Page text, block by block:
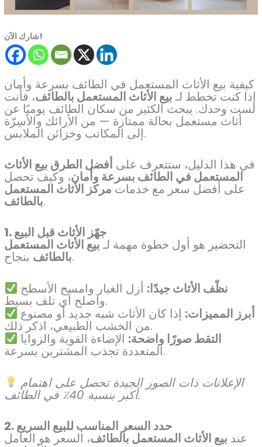
شارك الآن!
كيفية بيع الأثاث المستعمل في الطائف بسرعة وأمان
إذا كنت تخطط لـبيع الأثاث المستعمل بالطائف، فأنت
لست وحدك. يبحث الكثير من سكان الطائف يوميًا عن
أثاث مستعمل بحالة ممتازة — من الأرائك والأسِرّة
إلى المكاتب وخزائن الملابس.
في هذا الدليل، ستتعرف على أفضل الطرق بيع الأثاث
المستعمل في الطائف بسرعة وأمان، وكيف تحصل
على أفضل سعر مع خدماتمركز الأثاث المستعمل
بالطائف.
1. جهّز الأثاث قبل البيع
التحضير هو أول خطوة مهمة لـبيع الأثاث المستعمل
بالطائفبنجاح.
نظّف الأثاث جيدًا: أزل الغبار وامسح الأسطح
واصلح أي تلف بسيط.
أبرز المميزات: إذا كان الأثاث شبه جديد أو مصنوع
من الخشب الطبيعي، اذكر ذلك.
التقط صورًا واضحة: الإضاءة القوية والزوايا
المتعددة تجذب المشترين بسرعة.
الإعلانات ذات الصور الجيدة تحصل على اهتمام
أكبر بنسبة 40٪ في الطائف.
2. حدد السعر المناسب للبيع السريع
عند بيع الأثاث المستعمل بالطائف، السعر هو العامل